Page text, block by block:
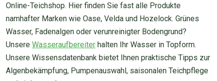
Online-Teichshop. Hier finden Sie fast alle Produkte
namhafter Marken wie Oase, Velda und Hozelock. Grünes
Wasser, Fadenalgen oder verunreinigter Bodengrund?
Unsere Wasseraufbereiter halten Ihr Wasser in Topform.
Unsere Wissensdatenbank bietet Ihnen praktische Tipps zur
Algenbekämpfung, Pumpenauswahl, saisonalen Teichpflege